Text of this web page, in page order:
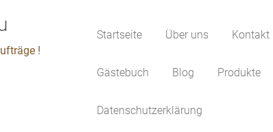
!
Startseite Über uns Kontakt
Gästebuch Blog Produkte
Datenschutzerklärung